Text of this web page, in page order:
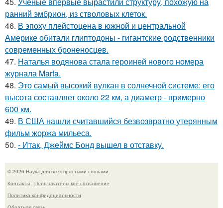
ранний эмбрион, из стволовых клеток.
46. В эпоху плейстоцена в южной и центральной
Америке обитали глиптодоны - гигантские родственники
современных броненосцев.
47. Наталья водянова стала героиней нового номера
журнала Marfa.
48. Это самый высокий вулкан в солнечной системе: его
высота составляет около 22 км, а диаметр - примерно
600 км.
49. В США нашли считавшийся безвозвратно утерянным
фильм жоржа мильеса.
50. - Итак, Джеймс Бонд вышел в отставку.
© 2026 Наука для всех простыми словами
Контакты
Пользовательское соглашение
Политика конфидециальности